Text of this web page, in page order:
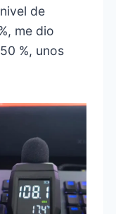
de
me dio
%, unos